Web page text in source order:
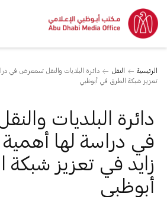
الرئيسية النقل
دائرة البلديات والنقل تستعرض في
تعزيز شبكة الطرق في أبوظبي
دائرة البلديات
في دراسة لها أهمية
زايد في تعزيز
أبوظبي